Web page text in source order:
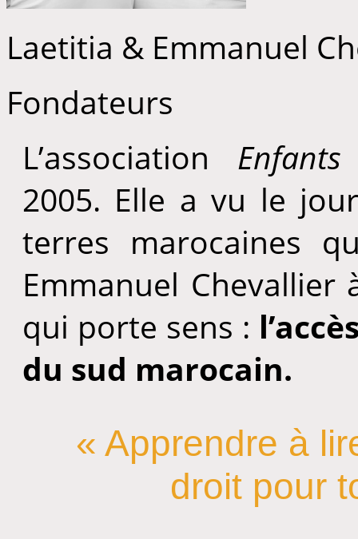
Laetitia & Emmanuel
Fondateurs
L’association
2005. Elle a vu le
terres marocaines
Emmanuel Chevallier
qui porte sens :
du sud marocain.
« Apprendre à
droit pour